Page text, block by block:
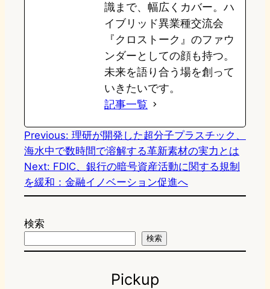
識まで、幅広くカバー。ハ
イブリッド異業種交流会
『クロストーク』のファウ
ンダーとしての顔も持つ。
未来を語り合う場を創って
いきたいです。
記事一覧
Previous: 理研が開発した超分子プラスチック、
海水中で数時間で溶解する革新素材の実力とは
Next: FDIC、銀行の暗号資産活動に関する規制
を緩和：金融イノベーション促進へ
検索
検索
Pickup